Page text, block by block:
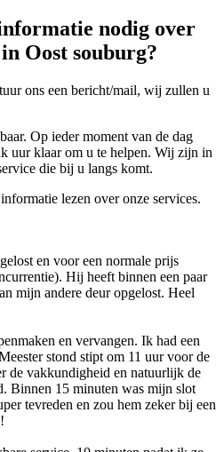
nodig over
Oost souburg?
ons een bericht/mail, wij zullen u
Op ieder moment van de dag
uur klaar om u te helpen. Wij zijn in
die bij u langs komt.
lezen over onze services.
en voor een normale prijs
Hij heeft binnen een paar
mijn andere deur opgelost. Heel
en vervangen. Ik had een
stond stipt om 11 uur voor de
de vakkundigheid en natuurlijk de
Binnen 15 minuten was mijn slot
tevreden en zou hem zeker bij een